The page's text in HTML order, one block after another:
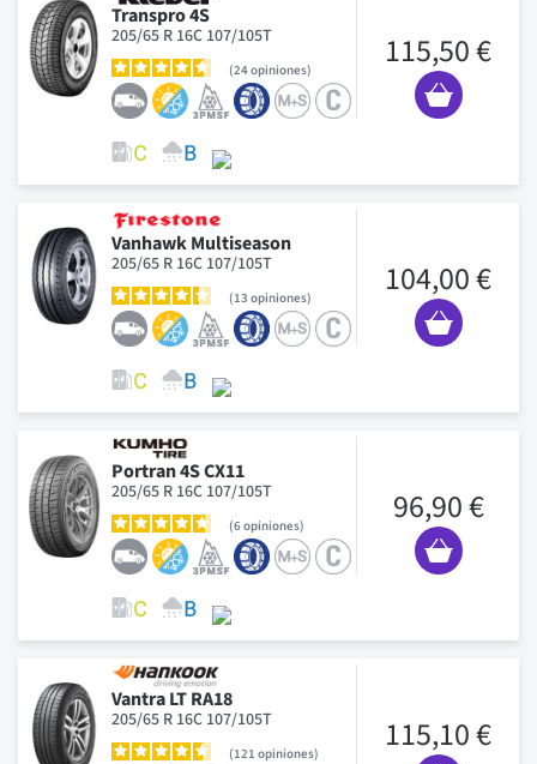
Transpro 4S
205/65 R 16C 107/105T
24opiniones 115,50 €
Vanhawk Multiseason
205/65 R 16C 107/105T
13 opiniones 104,00 €
Portran 4S CX11
205/65 R 16C 107/105T
6opiniones 96,90 €
Vantra LT RA18
205/65 R 16C 107/105T
121 opiniones 115,10 €